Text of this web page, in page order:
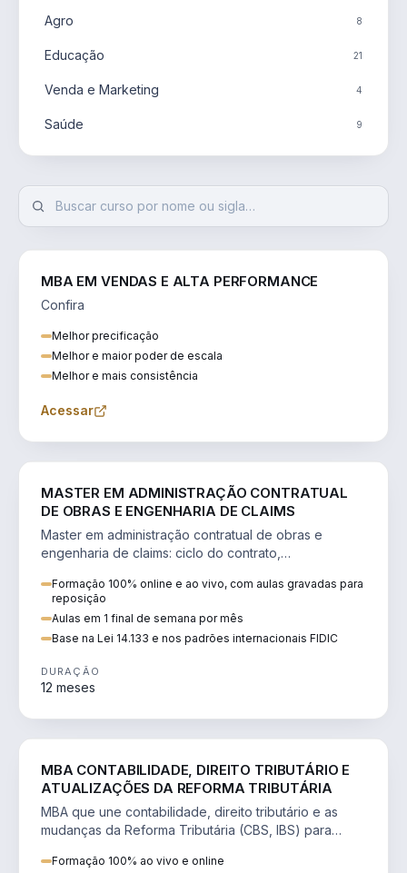
Agro 8
Educação 21
Venda e Marketing 4
Saúde 9
MBA EM VENDAS E ALTA PERFORMANCE
Confira
Melhor precificação
Melhor e maior poder de escala
Melhor e mais consistência
Acessar
MASTER EM ADMINISTRAÇÃO CONTRATUAL
DE OBRAS E ENGENHARIA DE CLAIMS
Master em administração contratual de obras e
engenharia de claims: ciclo do contrato,
Formação 100% online e ao vivo, com aulas gravadas para
reposição
Aulas em 1 final de semana por mês
Base na Lei 14.133 e nos padrões internacionais FIDIC
DURAÇÃO
12 meses
MBA CONTABILIDADE, DIREITO TRIBUTÁRIO E
ATUALIZAÇÕES DA REFORMA TRIBUTÁRIA
MBA que une contabilidade, direito tributário e as
mudanças da Reforma Tributária (CBS, IBS) para
Formação 100% ao vivo e online